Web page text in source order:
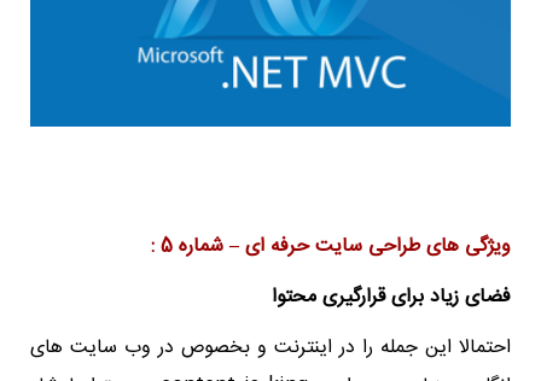
ویژگی های طراحی سایت حرفه ای – شماره 5 :
فضای زیاد برای قرارگیری محتوا
احتمالا این جمله را در اینترنت و بخصوص در وب سایت های